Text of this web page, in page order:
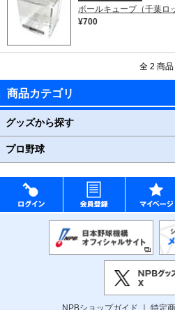
ボールキューブ（千葉ロ
¥700
全 2 商品
商品カテゴリ
グッズから探す
プロ野球
NPBショップガイド 特定